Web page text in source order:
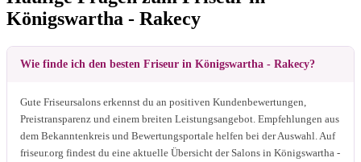
Königswartha - Rakecy
Wie finde ich den besten Friseur in Königswartha - Rakecy?
Gute Friseursalons erkennst du an positiven Kundenbewertungen,
Preistransparenz und einem breiten Leistungsangebot. Empfehlungen aus
dem Bekanntenkreis und Bewertungsportale helfen bei der Auswahl. Auf
friseur.org findest du eine aktuelle Übersicht der Salons in Königswartha -